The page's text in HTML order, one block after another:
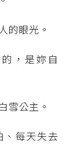
的眼光。
，是妳自
雪公主。
、每天失去